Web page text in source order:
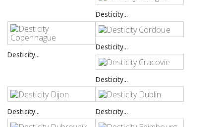
Desticity...
Desticity...
Desticity...
Desticity...
Desticity... Desticity...